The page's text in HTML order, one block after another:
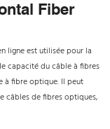
Fiber
ligne est utilisée pour la
capacité du câble à fibres
à fibre optique. Il peut
câbles de fibres optiques,